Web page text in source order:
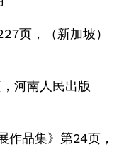
页，（新加坡）
河南人民出版
品集》第24页，